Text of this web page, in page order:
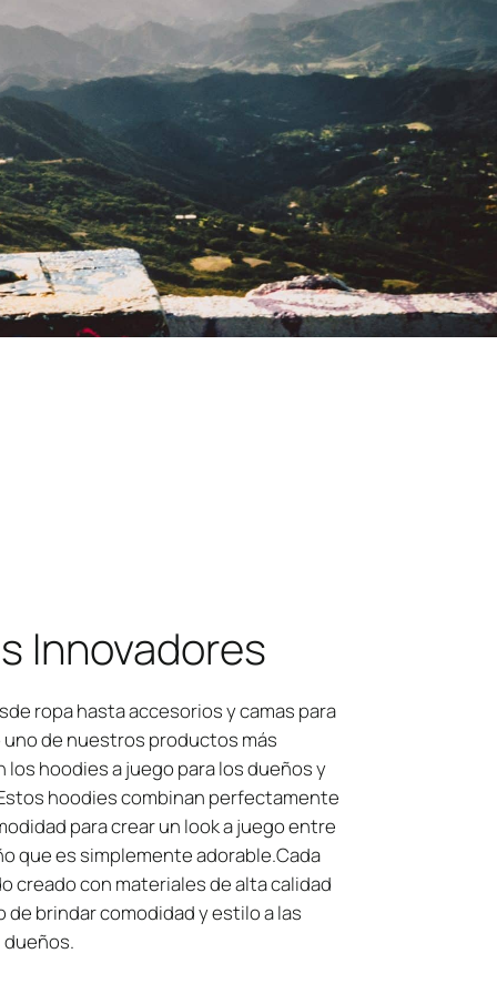
Innovadores
ropa hasta accesorios y camas para
de nuestros productos más
los hoodies a juego para los dueños y
hoodies combinan perfectamente
para crear un look a juego entre
que es simplemente adorable.Cada
creado con materiales de alta calidad
de brindar comodidad y estilo a las